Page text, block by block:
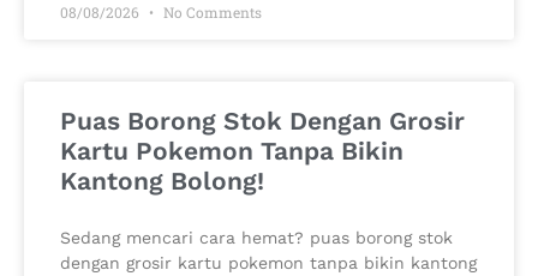
08/08/2026 No Comments
Puas Borong Stok Dengan Grosir
Kartu Pokemon Tanpa Bikin
Kantong Bolong!
Sedang mencari cara hemat? puas borong stok
dengan grosir kartu pokemon tanpa bikin kantong